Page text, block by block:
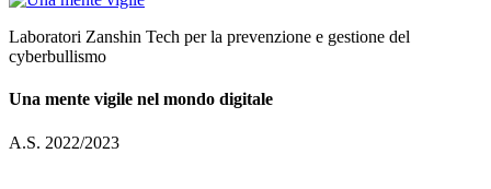
Laboratori Zanshin Tech per la prevenzione e gestione del
cyberbullismo
Una mente vigile nel mondo digitale
A.S. 2022/2023